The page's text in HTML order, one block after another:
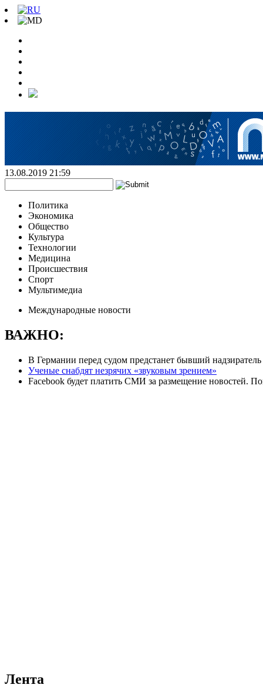
13.08.2019 21:59
Политика
Экономика
Общество
Культура
Технологии
Медицина
Происшествия
Спорт
Мультимедиа
Международные новости
ВАЖНО:
В Германии перед судом предстанет бывший надзиратель
Ученые снабдят незрячих «звуковым зрением»
Facebook будет платить СМИ за размещение новостей.
Лента